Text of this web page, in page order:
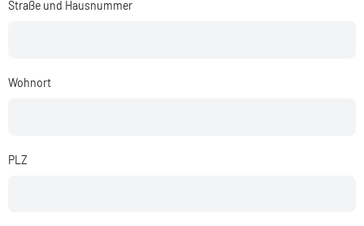
Straße und Hausnummer
Wohnort
PLZ